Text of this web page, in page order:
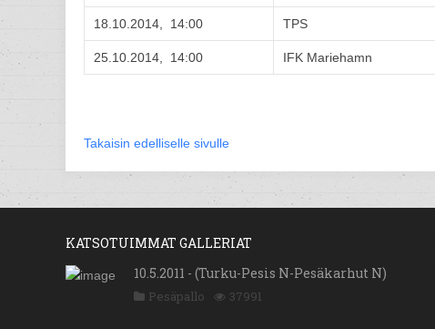
18.10.2014, 14:00 TPS
25.10.2014, 14:00 IFK Mariehamn
Takaisin edelliselle sivulle
KATSOTUIMMAT GALLERIAT
10.5.2011 - (Turku-Pesis N-Pesäkarhut N)
Pesäpallo 37991